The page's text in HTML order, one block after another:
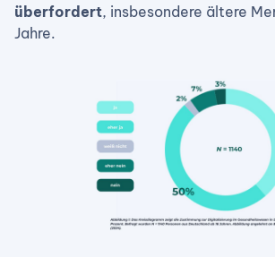
überfordert, insbesondere ältere
Jahre.